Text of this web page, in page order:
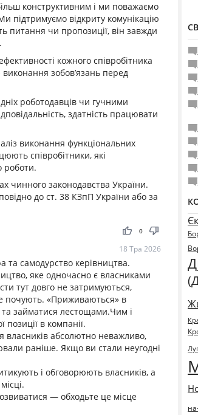
конструктивним і ми поважаємо
підтримуємо відкриту комунікацію
питання чи пропозиції, він завжди
кожного співробітника
виконання зобов’язань перед
роботодавців чи гучними
здатність працювати
виконання функціональних
співробітники, які
роботи.
чинного законодавства України.
до ст. 38 КЗпП України або за
thumb_up thumb_down
0
18 Тра 2026
самодурство керівництва.
яке одночасно є власниками
тут довго не затримуються,
почують. «Приживаються» в
та займатися лестощами.Чим і
позиції в компанії.
власників абсолютно неважливо,
раніше. Якщо ви стали неугодні
і обговорюють власників, а
— обходьте це місце